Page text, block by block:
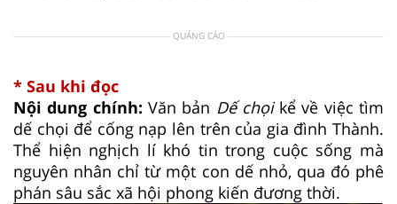
QUẢNG CÁO
* Sau khi đọc
Nội dung chính: Văn bản Dế chọikể về việc tìm
dế chọi để cống nạp lên trên của gia đình Thành.
Thể hiện nghịch lí khó tin trong cuộc sống mà
nguyên nhân chỉ từ một con dế nhỏ, qua đó phê
phán sâu sắc xã hội phong kiến đương thời.